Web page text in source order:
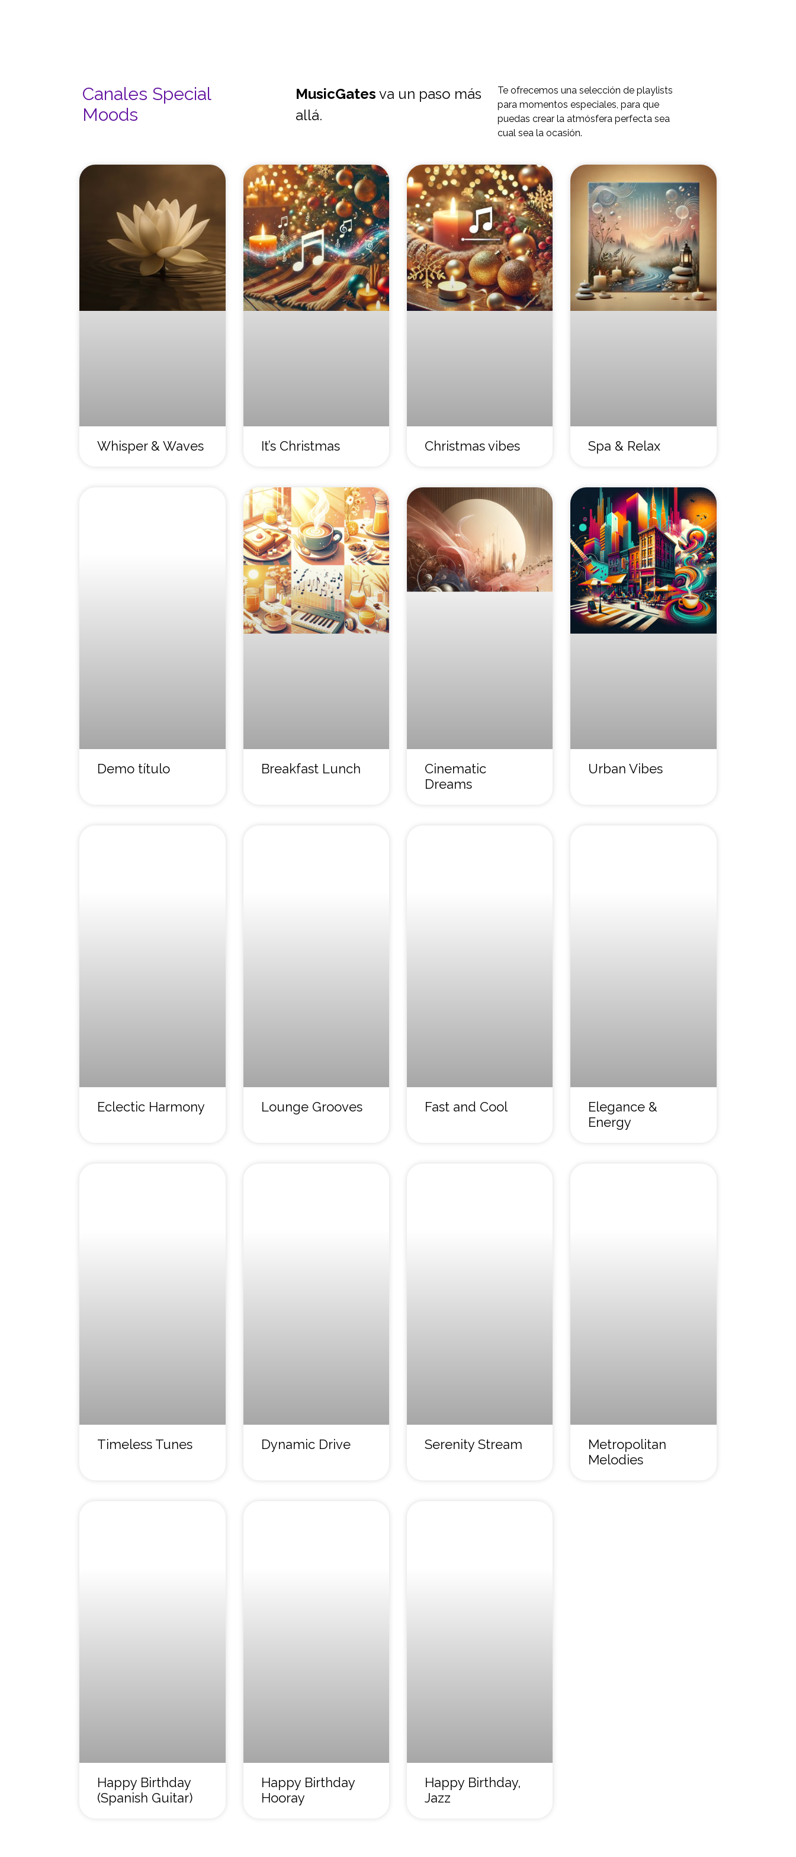
Canales Special
Moods
MusicGates va un paso más
allá.
Te ofrecemos una selección de playlists
para momentos especiales, para que
puedas crear la atmósfera perfecta sea
cual sea la ocasión.
Whisper & Waves It’s Christmas Christmas vibes Spa & Relax
Demo título Breakfast Lunch
Cinematic
Dreams
Urban Vibes
Eclectic Harmony Lounge Grooves Fast and Cool
Elegance &
Energy
Timeless Tunes Dynamic Drive Serenity Stream
Metropolitan
Melodies
Happy Birthday
(Spanish Guitar)
Happy Birthday
Hooray
Happy Birthday,
Jazz